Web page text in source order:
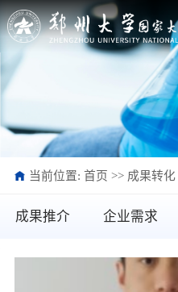
成果推介 企业需求
当前位置:首页 >> 成果转化